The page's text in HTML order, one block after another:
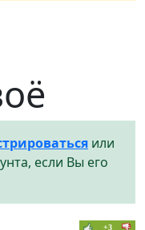
или
если Вы его
+3